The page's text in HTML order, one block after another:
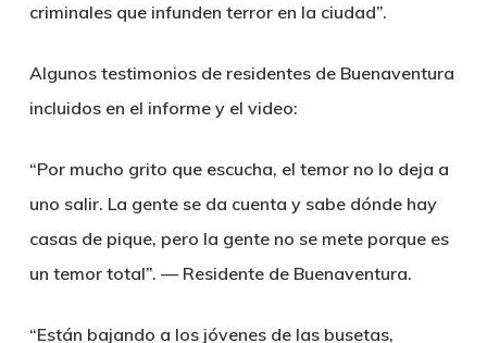
criminales que infunden terror en la ciudad”.
Algunos testimonios de residentes de Buenaventura
incluidos en el informe y el video:
“Por mucho grito que escucha, el temor no lo deja a
uno salir. La gente se da cuenta y sabe dónde hay
casas de pique, pero la gente no se mete porque es
un temor total”. — Residente de Buenaventura.
“Están bajando a los jóvenes de las busetas,